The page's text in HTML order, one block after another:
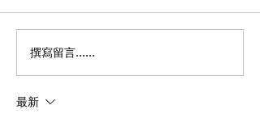
Premier English
Speaking Criminal
Filipinos in Taiwan:
撰寫留言......
最新